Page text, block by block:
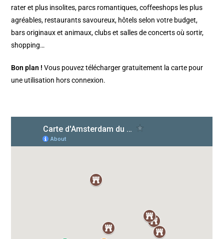
rater et plus insolites, parcs romantiques, coffeeshops les plus
agréables, restaurants savoureux, hôtels selon votre budget,
bars originaux et animaux, clubs et salles de concerts où sortir,
shopping…
Bon plan ! Vous pouvez télécharger gratuitement la carte pour
une utilisation hors connexion.